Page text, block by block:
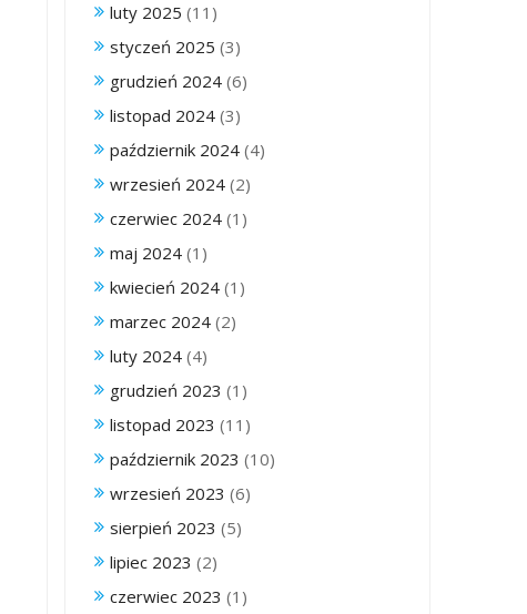
luty 2025 (11)
styczeń 2025 (3)
grudzień 2024 (6)
listopad 2024 (3)
październik 2024 (4)
wrzesień 2024 (2)
czerwiec 2024 (1)
maj 2024 (1)
kwiecień 2024 (1)
marzec 2024 (2)
luty 2024 (4)
grudzień 2023 (1)
listopad 2023 (11)
październik 2023 (10)
wrzesień 2023 (6)
sierpień 2023 (5)
lipiec 2023 (2)
czerwiec 2023 (1)